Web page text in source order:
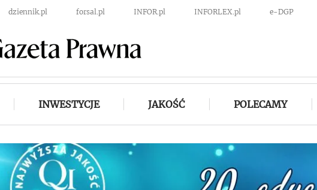
dziennik.pl forsal.pl INFOR.pl INFORLEX.pl e-DGP
INWESTYCJE JAKOŚĆ POLECAMY